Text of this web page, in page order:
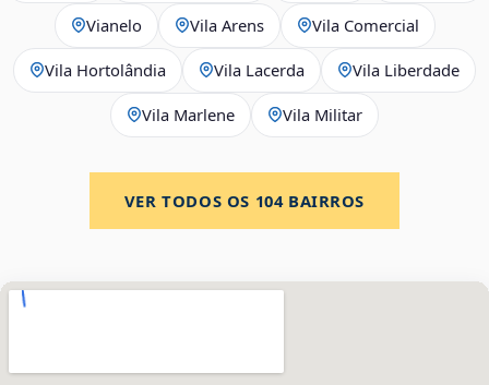
Vianelo Vila Arens Vila Comercial
Vila Hortolândia Vila Lacerda Vila Liberdade
Vila Marlene Vila Militar
VER TODOS OS 104BAIRROS